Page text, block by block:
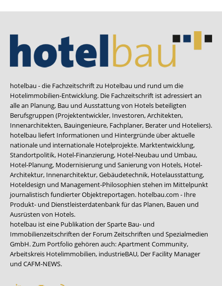
hotelbau - die Fachzeitschrift zu Hotelbau und rund um die
Hotelimmobilien-Entwicklung. Die Fachzeitschrift ist adressiert an
alle an Planung, Bau und Ausstattung von Hotels beteiligten
Berufsgruppen (Projektentwickler, Investoren, Architekten,
Innenarchitekten, Bauingenieure, Fachplaner, Berater und Hoteliers).
hotelbau liefert Informationen und Hintergründe über aktuelle
nationale und internationale Hotelprojekte. Marktentwicklung,
Standortpolitik, Hotel-Finanzierung, Hotel-Neubau und Umbau,
Hotel-Planung, Modernisierung und Sanierung von Hotels, Hotel-
Architektur, Innenarchitektur, Gebäudetechnik, Hotelausstattung,
Hoteldesign und Management-Philosophien stehen im Mittelpunkt
journalistisch fundierter Objektreportagen. hotelbau.com - Ihre
Produkt- und Dienstleisterdatenbank für das Planen, Bauen und
Ausrüsten von Hotels.
hotelbau ist eine Publikation der Sparte Bau- und
Immobilienzeitschriften der Forum Zeitschriften und Spezialmedien
GmbH. Zum Portfolio gehören auch:Apartment Community,
Arbeitskreis Hotelimmobilien, industrieBAU, Der Facility Manager
und CAFM-NEWS.